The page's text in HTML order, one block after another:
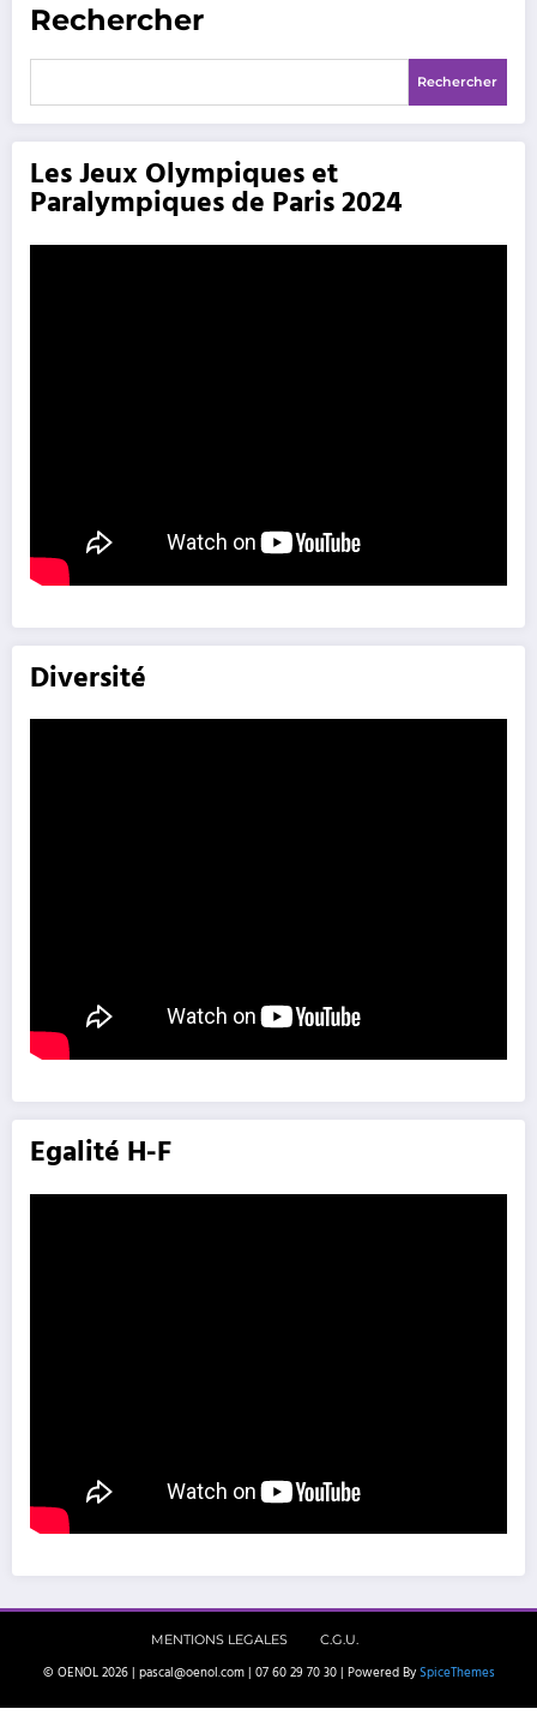
Rechercher
Rechercher
Les Jeux Olympiques et
Paralympiques de Paris 2024
Diversité
Egalité H-F
MENTIONS LEGALES C.G.U.
© OENOL 2026 | pascal@oenol.com | 07 60 29 70 30 | Powered By SpiceThemes